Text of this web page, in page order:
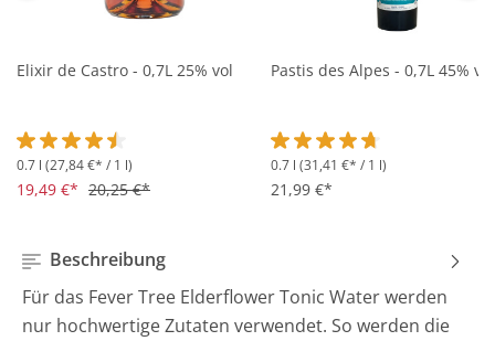
Elixir de Castro - 0,7L 25% vol
Durchschnittliche Bewertung von 4.5 von 5 Sternen
0.7 l (27,84 €* / 1 l)
19,49 €* 20,25 €*
Pastis des Alpes - 0,7L 45% vol
Durchschnittliche
0.7 l (31,41 €* / 1 l)
21,99 €*
Beschreibung
Für das Fever Tree Elderflower Tonic Water werden
nur hochwertige Zutaten verwendet. So werden die